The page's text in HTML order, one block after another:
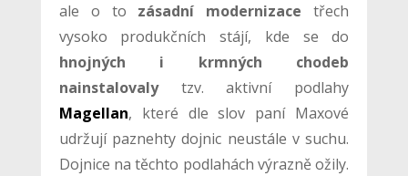
ale o to zásadní modernizace třech
vysoko produkčních stájí, kde se do
hnojných i krmných chodeb
nainstalovalytzv. aktivní podlahy
Magellan, které dle slov paní Maxové
udržují paznehty dojnic neustále v suchu.
Dojnice na těchto podlahách výrazně ožily.